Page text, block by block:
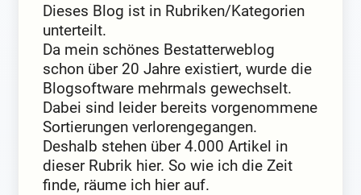
Dieses Blog ist in Rubriken/Kategorien
unterteilt.
Da mein schönes Bestatterweblog
schon über 20 Jahre existiert, wurde die
Blogsoftware mehrmals gewechselt.
Dabei sind leider bereits vorgenommene
Sortierungen verlorengegangen.
Deshalb stehen über 4.000 Artikel in
dieser Rubrik hier. So wie ich die Zeit
finde, räume ich hier auf.